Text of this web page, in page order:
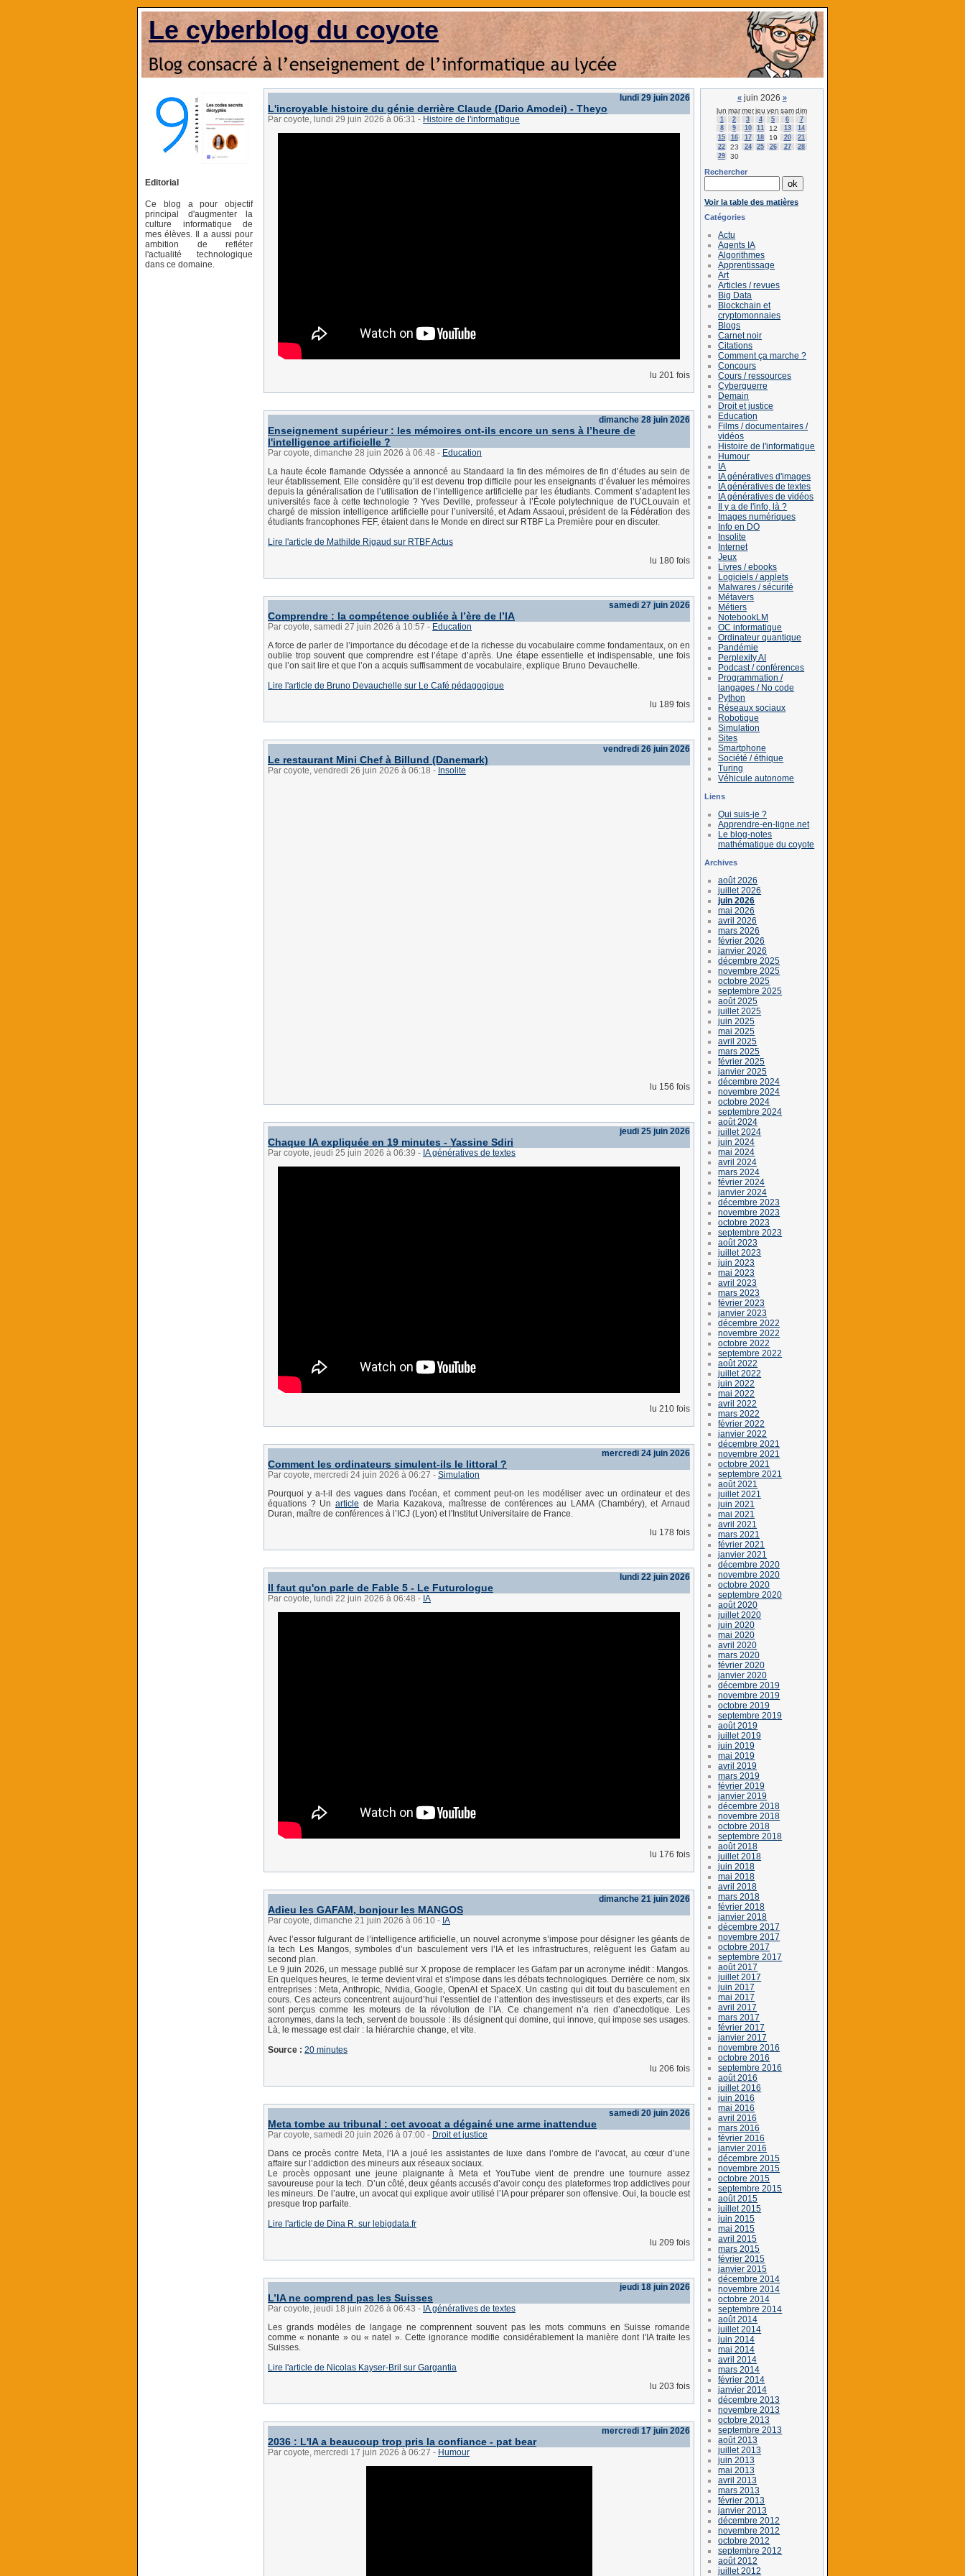
Le cyberblog du coyote
Editorial
Ce blog a pour objectif
principal d'augmenter la
culture informatique de
mes élèves. Il a aussi pour
ambition de refléter
l'actualité technologique
dans ce domaine.
lundi 29 juin 2026
L'incroyable histoire du génie derrière Claude (Dario Amodei) - Theyo
Par coyote, lundi 29 juin 2026 à 06:31 - Histoire de l'informatique
lu 201 fois
dimanche 28 juin 2026
Enseignement supérieur : les mémoires ont-ils encore un sens à l’heure de
l'intelligence artificielle ?
Par coyote, dimanche 28 juin 2026 à 06:48 - Education
La haute école flamande Odyssée a annoncé au Standaard la fin des mémoires de fin d’études au sein de
leur établissement. Elle considère qu’il est devenu trop difficile pour les enseignants d’évaluer les mémoires
depuis la généralisation de l’utilisation de l’intelligence artificielle par les étudiants. Comment s’adaptent les
universités face à cette technologie ? Yves Deville, professeur à l’École polytechnique de l’UCLouvain et
chargé de mission intelligence artificielle pour l’université, et Adam Assaoui, président de la Fédération des
étudiants francophones FEF, étaient dans le Monde en direct sur RTBF La Première pour en discuter.
Lire l'article de Mathilde Rigaud sur RTBF Actus
lu 180 fois
samedi 27 juin 2026
Comprendre : la compétence oubliée à l’ère de l’IA
Par coyote, samedi 27 juin 2026 à 10:57 - Education
A force de parler de l’importance du décodage et de la richesse du vocabulaire comme fondamentaux, on en
oublie trop souvent que comprendre est l’étape d’après. Une étape essentielle et indispensable, une fois
que l’on sait lire et que l’on a acquis suffisamment de vocabulaire, explique Bruno Devauchelle.
Lire l'article de Bruno Devauchelle sur Le Café pédagogique
lu 189 fois
vendredi 26 juin 2026
Le restaurant Mini Chef à Billund (Danemark)
Par coyote, vendredi 26 juin 2026 à 06:18 - Insolite
lu 156 fois
jeudi 25 juin 2026
Chaque IA expliquée en 19 minutes - Yassine Sdiri
Par coyote, jeudi 25 juin 2026 à 06:39 - IA génératives de textes
lu 210 fois
mercredi 24 juin 2026
Comment les ordinateurs simulent-ils le littoral ?
Par coyote, mercredi 24 juin 2026 à 06:27 - Simulation
Pourquoi y a-t-il des vagues dans l'océan, et comment peut-on les modéliser avec un ordinateur et des
équations ? Un article de Maria Kazakova, maîtresse de conférences au LAMA (Chambéry), et Arnaud
Duran, maître de conférences à l’ICJ (Lyon) et l'Institut Universitaire de France.
lu 178 fois
lundi 22 juin 2026
Il faut qu'on parle de Fable 5 - Le Futurologue
Par coyote, lundi 22 juin 2026 à 06:48 - IA
lu 176 fois
dimanche 21 juin 2026
Adieu les GAFAM, bonjour les MANGOS
Par coyote, dimanche 21 juin 2026 à 06:10 - IA
Avec l’essor fulgurant de l’intelligence artificielle, un nouvel acronyme s’impose pour désigner les géants de
la tech Les Mangos, symboles d’un basculement vers l’IA et les infrastructures, relèguent les Gafam au
second plan.
Le 9 juin 2026, un message publié sur X propose de remplacer les Gafam par un acronyme inédit : Mangos.
En quelques heures, le terme devient viral et s’impose dans les débats technologiques. Derrière ce nom, six
entreprises : Meta, Anthropic, Nvidia, Google, OpenAI et SpaceX. Un casting qui dit tout du basculement en
cours. Ces acteurs concentrent aujourd’hui l’essentiel de l’attention des investisseurs et des experts, car ils
sont perçus comme les moteurs de la révolution de l’IA. Ce changement n’a rien d’anecdotique. Les
acronymes, dans la tech, servent de boussole : ils désignent qui domine, qui innove, qui impose ses usages.
Là, le message est clair : la hiérarchie change, et vite.
Source : 20 minutes
lu 206 fois
samedi 20 juin 2026
Meta tombe au tribunal : cet avocat a dégainé une arme inattendue
Par coyote, samedi 20 juin 2026 à 07:00 - Droit et justice
Dans ce procès contre Meta, l’IA a joué les assistantes de luxe dans l’ombre de l’avocat, au cœur d’une
affaire sur l’addiction des mineurs aux réseaux sociaux.
Le procès opposant une jeune plaignante à Meta et YouTube vient de prendre une tournure assez
savoureuse pour la tech. D’un côté, deux géants accusés d’avoir conçu des plateformes trop addictives pour
les mineurs. De l’autre, un avocat qui explique avoir utilisé l’IA pour préparer son offensive. Oui, la boucle est
presque trop parfaite.
Lire l'article de Dina R. sur lebigdata.fr
lu 209 fois
jeudi 18 juin 2026
L’IA ne comprend pas les Suisses
Par coyote, jeudi 18 juin 2026 à 06:43 - IA génératives de textes
Les grands modèles de langage ne comprennent souvent pas les mots communs en Suisse romande
comme « nonante » ou « natel ». Cette ignorance modifie considérablement la manière dont l'IA traite les
Suisses.
Lire l'article de Nicolas Kayser-Bril sur Gargantia
lu 203 fois
mercredi 17 juin 2026
2036 : L'IA a beaucoup trop pris la confiance - pat bear
Par coyote, mercredi 17 juin 2026 à 06:27 - Humour
«juin 2026 »
lun marmerjeu ven samdim
1 2 3 4 5 6
7
8
9 10 11 12 13
14
15
16 17 18 19 20
21
22
23 24 25 26 27
28
29
30
Rechercher
Voir la table des matières
Catégories
Actu
Agents IA
Algorithmes
Apprentissage
Art
Articles / revues
Big Data
Blockchain et
cryptomonnaies
Blogs
Carnet noir
Citations
Comment ça marche ?
Concours
Cours / ressources
Cyberguerre
Demain
Droit et justice
Education
Films / documentaires /
vidéos
Histoire de l'informatique
Humour
IA
IA génératives d'images
IA génératives de textes
IA génératives de vidéos
Il y a de l'info, là ?
Images numériques
Info en DO
Insolite
Internet
Jeux
Livres / ebooks
Logiciels / applets
Malwares / sécurité
Métavers
Métiers
NotebookLM
OC informatique
Ordinateur quantique
Pandémie
Perplexity AI
Podcast / conférences
Programmation /
langages / No code
Python
Réseaux sociaux
Robotique
Simulation
Sites
Smartphone
Société / éthique
Turing
Véhicule autonome
Liens
Qui suis-je ?
Apprendre-en-ligne.net
Le blog-notes
mathématique du coyote
Archives
août 2026
juillet 2026
juin 2026
mai 2026
avril 2026
mars 2026
février 2026
janvier 2026
décembre 2025
novembre 2025
octobre 2025
septembre 2025
août 2025
juillet 2025
juin 2025
mai 2025
avril 2025
mars 2025
février 2025
janvier 2025
décembre 2024
novembre 2024
octobre 2024
septembre 2024
août 2024
juillet 2024
juin 2024
mai 2024
avril 2024
mars 2024
février 2024
janvier 2024
décembre 2023
novembre 2023
octobre 2023
septembre 2023
août 2023
juillet 2023
juin 2023
mai 2023
avril 2023
mars 2023
février 2023
janvier 2023
décembre 2022
novembre 2022
octobre 2022
septembre 2022
août 2022
juillet 2022
juin 2022
mai 2022
avril 2022
mars 2022
février 2022
janvier 2022
décembre 2021
novembre 2021
octobre 2021
septembre 2021
août 2021
juillet 2021
juin 2021
mai 2021
avril 2021
mars 2021
février 2021
janvier 2021
décembre 2020
novembre 2020
octobre 2020
septembre 2020
août 2020
juillet 2020
juin 2020
mai 2020
avril 2020
mars 2020
février 2020
janvier 2020
décembre 2019
novembre 2019
octobre 2019
septembre 2019
août 2019
juillet 2019
juin 2019
mai 2019
avril 2019
mars 2019
février 2019
janvier 2019
décembre 2018
novembre 2018
octobre 2018
septembre 2018
août 2018
juillet 2018
juin 2018
mai 2018
avril 2018
mars 2018
février 2018
janvier 2018
décembre 2017
novembre 2017
octobre 2017
septembre 2017
août 2017
juillet 2017
juin 2017
mai 2017
avril 2017
mars 2017
février 2017
janvier 2017
novembre 2016
octobre 2016
septembre 2016
août 2016
juillet 2016
juin 2016
mai 2016
avril 2016
mars 2016
février 2016
janvier 2016
décembre 2015
novembre 2015
octobre 2015
septembre 2015
août 2015
juillet 2015
juin 2015
mai 2015
avril 2015
mars 2015
février 2015
janvier 2015
décembre 2014
novembre 2014
octobre 2014
septembre 2014
août 2014
juillet 2014
juin 2014
mai 2014
avril 2014
mars 2014
février 2014
janvier 2014
décembre 2013
novembre 2013
octobre 2013
septembre 2013
août 2013
juillet 2013
juin 2013
mai 2013
avril 2013
mars 2013
février 2013
janvier 2013
décembre 2012
novembre 2012
octobre 2012
septembre 2012
août 2012
juillet 2012